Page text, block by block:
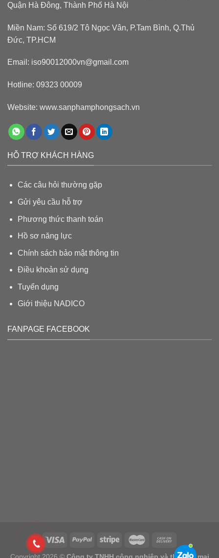
Quận Hà Đông, Thành Phố Hà Nội
Miền Nam: Số 619/2 Tô Ngọc Vân, P.Tam Bình, Q.Thủ
Đức, TP.HCM
Email: iso90012000vn@gmail.com
Hotline: 09323 00009
Website: www.sanphamphongsach.vn
HỖ TRỢ KHÁCH HÀNG
Các câu hỏi thường gặp
Gửi yêu cầu hỗ trợ
Phương thức thanh toán
Hồ sơ năng lực
Chính sách bảo mật thông tin
Điều khoản sử dụng
Tuyển dụng
Giới thiệu NADICO
FANPAGE FACEBOOK